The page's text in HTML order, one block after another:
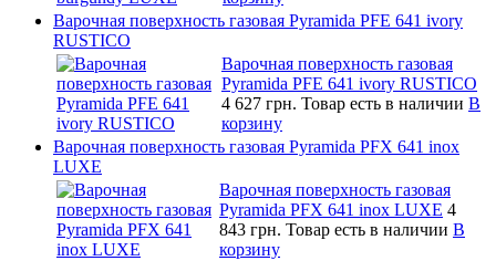
Варочная поверхность газовая Pyramida PFE 641 ivory
RUSTICO
Варочная поверхность газовая
Pyramida PFE 641 ivory RUSTICO
4 627 грн. Товар есть в наличии В
корзину
Варочная поверхность газовая Pyramida PFX 641 inox
LUXE
Варочная поверхность газовая
Pyramida PFX 641 inox LUXE 4
843 грн. Товар есть в наличии В
корзину